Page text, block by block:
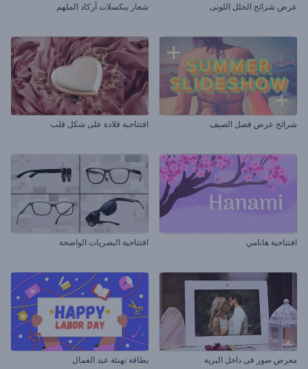
عرض شرائح الخلل اللونى شعار بيكسلات آركاد الملهم
شرائح عرض فصل الصيف افتتاحية قلادة على شكل قلب
افتتاحية هانامي افتتاحية البصريات الواضحة
معرض صور فى داخل البرية بطاقة تهنئة عيد العمال